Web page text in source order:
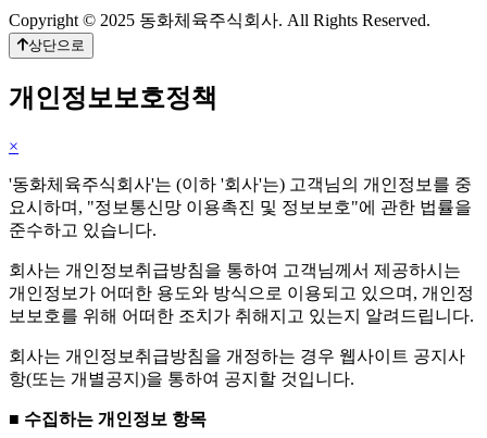
Copyright © 2025 동화체육주식회사. All Rights Reserved.
상단으로
개인정보보호정책
×
'동화체육주식회사'는 (이하 '회사'는) 고객님의 개인정보를 중
요시하며, "정보통신망 이용촉진 및 정보보호"에 관한 법률을
준수하고 있습니다.
회사는 개인정보취급방침을 통하여 고객님께서 제공하시는
개인정보가 어떠한 용도와 방식으로 이용되고 있으며, 개인정
보보호를 위해 어떠한 조치가 취해지고 있는지 알려드립니다.
회사는 개인정보취급방침을 개정하는 경우 웹사이트 공지사
항(또는 개별공지)을 통하여 공지할 것입니다.
■ 수집하는 개인정보 항목